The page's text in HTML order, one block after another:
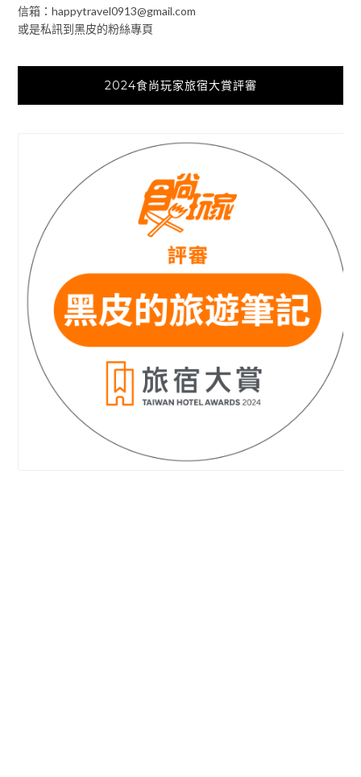
信箱：happytravel0913@gmail.com
或是私訊到黑皮的粉絲專頁
2024食尚玩家旅宿大賞評審